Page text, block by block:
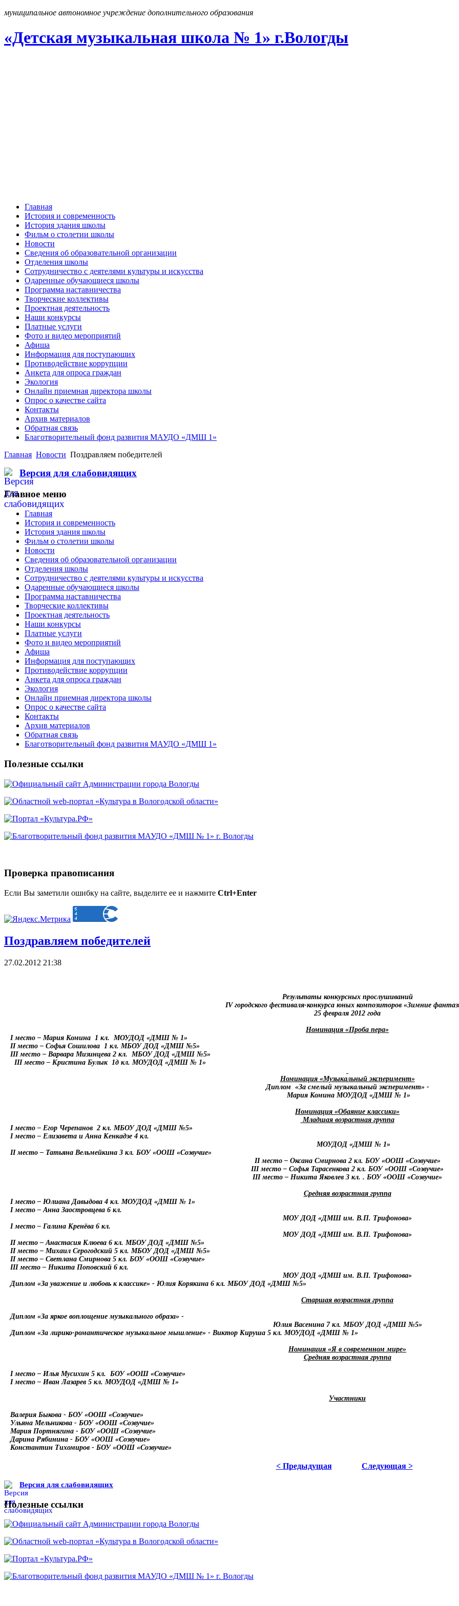
муниципальное автономное учреждение дополнительного образования
«Детская музыкальная школа № 1» г.Вологды
Главная
История и современность
История здания школы
Фильм о столетии школы
Новости
Сведения об образовательной организации
Отделения школы
Сотрудничество с деятелями культуры и искусства
Одаренные обучающиеся школы
Программа наставничества
Творческие коллективы
Проектная деятельность
Наши конкурсы
Платные услуги
Фото и видео мероприятий
Афиша
Информация для поступающих
Противодействие коррупции
Анкета для опроса граждан
Экология
Онлайн приемная директора школы
Опрос о качестве сайта
Контакты
Архив материалов
Обратная связь
Благотворительный фонд развития МАУДО «ДМШ 1»
Главная Новости Поздравляем победителей
Версия для слабовидящих
Главное меню
Главная
История и современность
История здания школы
Фильм о столетии школы
Новости
Сведения об образовательной организации
Отделения школы
Сотрудничество с деятелями культуры и искусства
Одаренные обучающиеся школы
Программа наставничества
Творческие коллективы
Проектная деятельность
Наши конкурсы
Платные услуги
Фото и видео мероприятий
Афиша
Информация для поступающих
Противодействие коррупции
Анкета для опроса граждан
Экология
Онлайн приемная директора школы
Опрос о качестве сайта
Контакты
Архив материалов
Обратная связь
Благотворительный фонд развития МАУДО «ДМШ 1»
Полезные ссылки
Проверка правописания
Если Вы заметили ошибку на сайте, выделите ее и нажмите Ctrl+Enter
Поздравляем победителей
27.02.2012 21:38
Результаты конкурсных прослушиваний
IVгородского фестиваля-конкурса юных композиторов «Зимние
25 февраля 2012 года
Номинация «Проба пера»
Iместо – Мария Комина 1 кл. МОУДОД «ДМШ № 1»
IIместо – Софья Сошилова 1 кл. МБОУ ДОД «ДМШ №5»
IIIместо – Варвара Мизинцева 2 кл. МБОУ ДОД «ДМШ №5»
IIIместо – Кристина Булык 1д кл. МОУДОД «ДМШ № 1»
Номинация «Музыкальный эксперимент»
Диплом «За смелый музыкальный эксперимент» -
Мария Комина МОУДОД «ДМШ № 1»
Номинация «Обаяние классики»
Младшая возрастная группа
Iместо – Егор Черепанов 2 кл. МБОУ ДОД «ДМШ №5»
Iместо – Елизавета и Анна Кенкадзе 4 кл.
МОУДОД «ДМШ № 1»
IIместо – Татьяна Вельмейкина 3 кл. БОУ «ООШ «Созвучие»
IIместо – Оксана Смирнова 2 кл. БОУ «ООШ «Созвучие»
IIIместо – Софья Тарасенкова 2 кл. БОУ «ООШ «Созвучие»
IIIместо – Никита Яковлев 3 кл. . БОУ «ООШ «Созвучие»
Средняя возрастная группа
Iместо – Юлиана Давыдова 4 кл. МОУДОД «ДМШ № 1»
Iместо – Анна Заостровцева 6 кл.
МОУ ДОД «ДМШ им. В.П. Трифонова»
Iместо – Галина Кренёва 6 кл.
МОУ ДОД «ДМШ им. В.П. Трифонова»
IIместо – Анастасия Клюева 6 кл. МБОУ ДОД «ДМШ №5»
IIместо – Михаил Серогодский 5 кл. МБОУ ДОД «ДМШ №5»
IIместо – Светлана Смирнова 5 кл. БОУ «ООШ «Созвучие»
IIIместо – Никита Поповский 6 кл.
МОУ ДОД «ДМШ им. В.П. Трифонова»
Диплом «За уважение и любовь к классике» - Юлия Корякина 6 кл. МБОУ ДОД «ДМШ №5»
Старшая возрастная группа
Диплом «За яркое воплощение музыкального образа» -
Юлия Васенина 7 кл. МБОУ ДОД «ДМШ №5»
Диплом «За лирико-романтическое музыкальное мышление» - Виктор Кируша 5 кл. МОУДОД «ДМШ № 1»
Номинация «Я в современном мире»
Средняя возрастная группа
Iместо – Илья Мусихин 5 кл. БОУ «ООШ «Созвучие»
Iместо – Иван Лазарев 5 кл. МОУДОД «ДМШ № 1»
Участники
Валерия Быкова - БОУ «ООШ «Созвучие»
Ульяна Мельникова - БОУ «ООШ «Созвучие»
Мария Портнягина - БОУ «ООШ «Созвучие»
Дарина Рябинина - БОУ «ООШ «Созвучие»
Константин Тихомиров - БОУ «ООШ «Созвучие»
< Предыдущая Следующая >
Версия для слабовидящих
Полезные ссылки